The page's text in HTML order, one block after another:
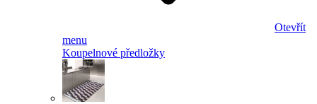
Otevřít
menu
Koupelnové předložky